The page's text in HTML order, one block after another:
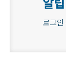
로그